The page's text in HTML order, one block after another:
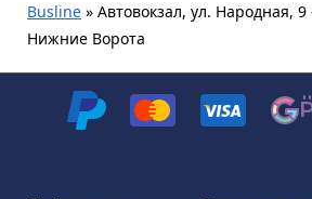
Busline » Автовокзал, ул. Народная, 9
Нижние Ворота